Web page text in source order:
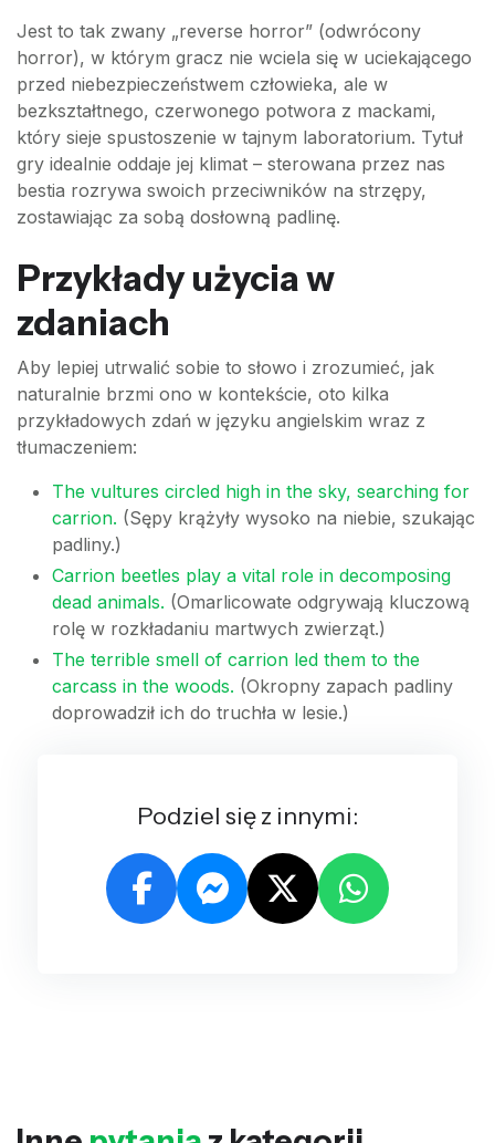
Jest to tak zwany „reverse horror” (odwrócony
horror), w którym gracz nie wciela się w uciekającego
przed niebezpieczeństwem człowieka, ale w
bezkształtnego, czerwonego potwora z mackami,
który sieje spustoszenie w tajnym laboratorium. Tytuł
gry idealnie oddaje jej klimat – sterowana przez nas
bestia rozrywa swoich przeciwników na strzępy,
zostawiając za sobą dosłowną padlinę.
Przykłady użycia w
zdaniach
Aby lepiej utrwalić sobie to słowo i zrozumieć, jak
naturalnie brzmi ono w kontekście, oto kilka
przykładowych zdań w języku angielskim wraz z
tłumaczeniem:
The vultures circled high in the sky, searching for
carrion. (Sępy krążyły wysoko na niebie, szukając
padliny.)
Carrion beetles play a vital role in decomposing
dead animals. (Omarlicowate odgrywają kluczową
rolę w rozkładaniu martwych zwierząt.)
The terrible smell of carrion led them to the
carcass in the woods. (Okropny zapach padliny
doprowadził ich do truchła w lesie.)
Podziel się z innymi: